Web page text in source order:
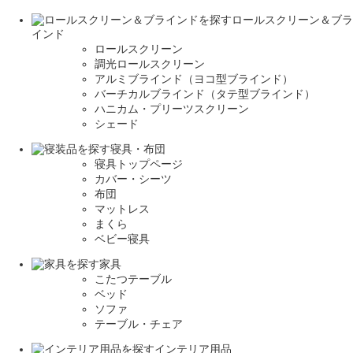
ロールスクリーン＆ブラ
インド
ロールスクリーン
調光ロールスクリーン
アルミブラインド（ヨコ型ブラインド）
バーチカルブラインド（タテ型ブラインド）
ハニカム・プリーツスクリーン
シェード
寝具・布団
寝具トップページ
カバー・シーツ
布団
マットレス
まくら
ベビー寝具
家具
こたつテーブル
ベッド
ソファ
テーブル・チェア
インテリア用品